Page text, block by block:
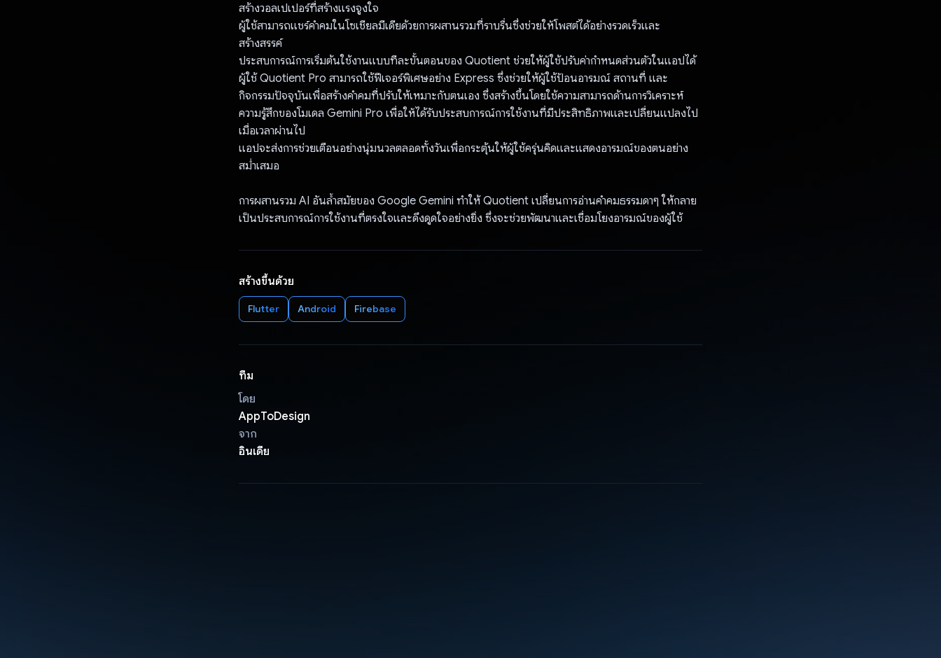
สร้างวอลเปเปอร์ที่สร้างแรงจูงใจ
ผู้ใช้สามารถแชร์คําคมในโซเชียลมีเดียด้วยการผสานรวมที่ราบรื่นซึ่งช่วยให้โพสต์ได้อย่างรวดเร็วและ
สร้างสรรค์
ประสบการณ์การเริ่มต้นใช้งานแบบทีละขั้นตอนของ Quotient ช่วยให้ผู้ใช้ปรับค่ากําหนดส่วนตัวในแอปได้
ผู้ใช้ Quotient Pro สามารถใช้ฟีเจอร์พิเศษอย่าง Express ซึ่งช่วยให้ผู้ใช้ป้อนอารมณ์ สถานที่ และ
กิจกรรมปัจจุบันเพื่อสร้างคําคมที่ปรับให้เหมาะกับตนเอง ซึ่งสร้างขึ้นโดยใช้ความสามารถด้านการวิเคราะห์
ความรู้สึกของโมเดล Gemini Pro เพื่อให้ได้รับประสบการณ์การใช้งานที่มีประสิทธิภาพและเปลี่ยนแปลงไป
เมื่อเวลาผ่านไป
แอปจะส่งการช่วยเตือนอย่างนุ่มนวลตลอดทั้งวันเพื่อกระตุ้นให้ผู้ใช้ครุ่นคิดและแสดงอารมณ์ของตนอย่าง
สม่ำเสมอ
การผสานรวม AI อันล้ำสมัยของ Google Gemini ทำให้ Quotient เปลี่ยนการอ่านคําคมธรรมดาๆ ให้กลาย
เป็นประสบการณ์การใช้งานที่ตรงใจและดึงดูดใจอย่างยิ่ง ซึ่งจะช่วยพัฒนาและเชื่อมโยงอารมณ์ของผู้ใช้
สร้างขึ้นด้วย
Flutter Android Firebase
ทีม
โดย
AppToDesign
จาก
อินเดีย